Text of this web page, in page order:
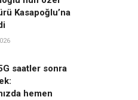
Kasapoğlu’na
saatler sonra
hemen